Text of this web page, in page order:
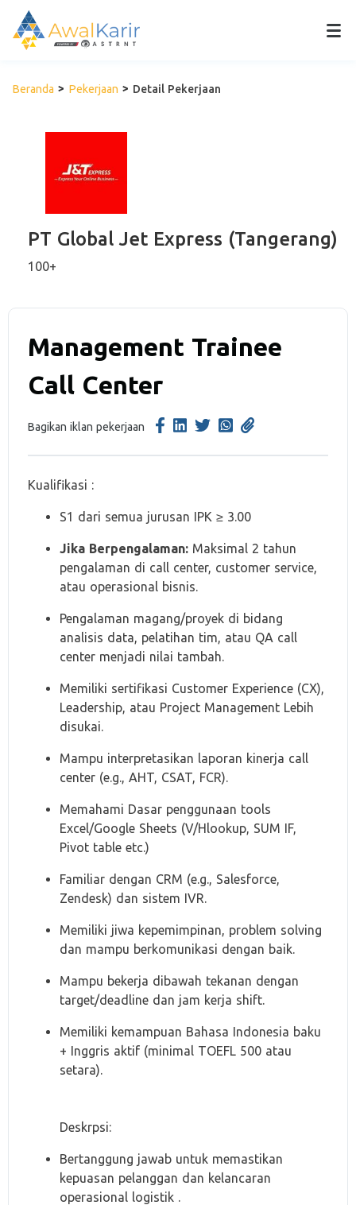
Beranda Pekerjaan Detail Pekerjaan
PT Global Jet Express (Tangerang)
100+
Management Trainee
Call Center
Bagikan iklan pekerjaan
Kualifikasi :
S1 dari semua jurusan IPK ≥ 3.00
Jika Berpengalaman: Maksimal 2 tahun
pengalaman di call center, customer service,
atau operasional bisnis.
Pengalaman magang/proyek di bidang
analisis data, pelatihan tim, atau QA call
center menjadi nilai tambah.
Memiliki sertifikasi Customer Experience (CX),
Leadership, atau Project Management Lebih
disukai.
Mampu interpretasikan laporan kinerja call
center (e.g., AHT, CSAT, FCR).
Memahami Dasar penggunaan tools
Excel/Google Sheets (V/Hlookup, SUM IF,
Pivot table etc.)
Familiar dengan CRM (e.g., Salesforce,
Zendesk) dan sistem IVR.
Memiliki jiwa kepemimpinan, problem solving
dan mampu berkomunikasi dengan baik.
Mampu bekerja dibawah tekanan dengan
target/deadline dan jam kerja shift.
Memiliki kemampuan Bahasa Indonesia baku
+ Inggris aktif (minimal TOEFL 500 atau
setara).
Deskrpsi:
Bertanggung jawab untuk memastikan
kepuasan pelanggan dan kelancaran
operasional logistik .